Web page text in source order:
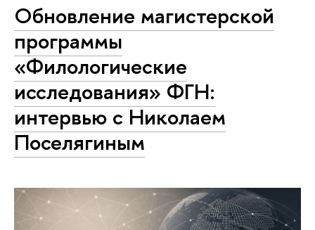
Обновление магистерской
программы
«Филологические
исследования» ФГН:
интервью с Николаем
Поселягиным